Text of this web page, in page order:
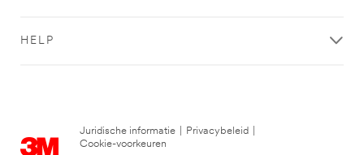
HELP
Juridische informatie Privacybeleid
Cookie-voorkeuren